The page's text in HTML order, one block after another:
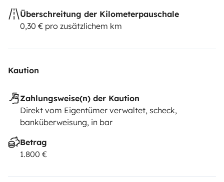
Überschreitung der Kilometerpauschale
0,30 € pro zusätzlichem km
Kaution
Zahlungsweise(n) der Kaution
Direkt vom Eigentümer verwaltet, scheck,
banküberweisung, in bar
Betrag
1.800 €